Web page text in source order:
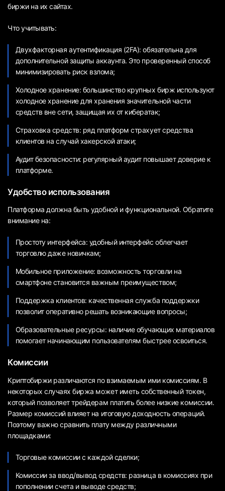
биржи на их сайтах.
Что учитывать:
Двухфакторная аутентификация (2FA): обязательна для
дополнительной защиты аккаунта. Это проверенный способ
минимизировать риск взлома;
Холодное хранение: большинство крупных бирж используют
холодное хранение для хранения значительной части
средств вне сети, защищая их от кибератак;
Страховка средств: ряд платформ страхует средства
клиентов на случай хакерской атаки;
Аудит безопасности: регулярный аудит повышает доверие к
платформе.
Удобство использования
Платформа должна быть удобной и функциональной. Обратите
внимание на:
Простоту интерфейса: удобный интерфейс облегчает
торговлю даже новичкам;
Мобильное приложение: возможность торговли на
смартфоне становится важным преимуществом;
Поддержка клиентов: качественная служба поддержки
позволит оперативно решать возникающие вопросы;
Образовательные ресурсы: наличие обучающих материалов
помогает начинающим пользователям быстрее освоиться.
Комиссии
Криптобиржи различаются по взимаемым ими комиссиям. В
некоторых случаях биржа может иметь собственный токен,
который позволяет трейдерам платить более низкие комиссии.
Размер комиссий влияет на итоговую доходность операций.
Поэтому важно сравнить плату между различными
площадками:
Торговые комиссии с каждой сделки;
Комиссии за ввод/вывод средств: разница в комиссиях при
пополнении счета и выводе средств;